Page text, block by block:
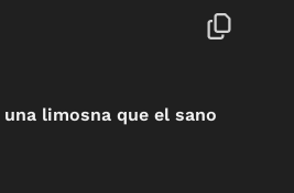
limosna que el sano